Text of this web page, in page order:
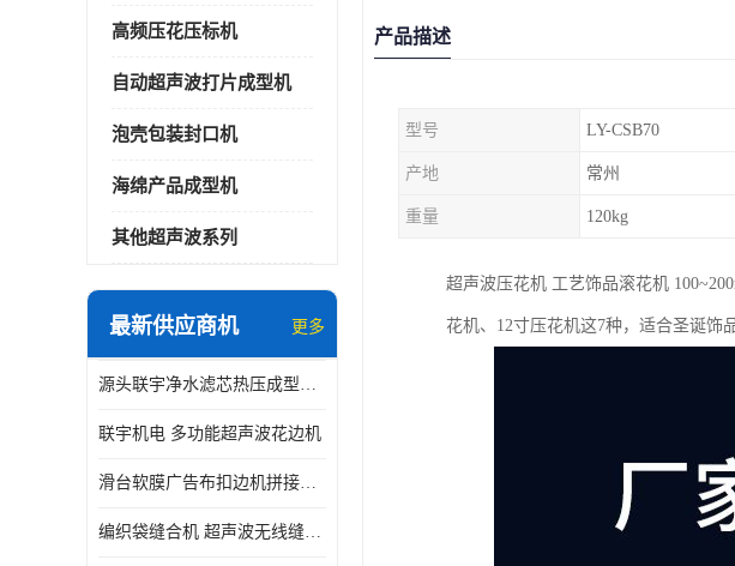
高频压花压标机
自动超声波打片成型机
泡壳包装封口机
海绵产品成型机
其他超声波系列
最新供应商机 更多
源头联宇净水滤芯热压成型机器 超声波大功率封边机
联宇机电 多功能超声波花边机
滑台软膜广告布扣边机拼接机用于焊接热合拼接作用
编织袋缝合机 超声波无线缝合机 厂家现货供应
产品描述
型号 LY-CSB70
产地 常州
重量 120kg
超声波压花机 工艺饰品滚花机
花机、12寸压花机这7种，适合圣诞饰